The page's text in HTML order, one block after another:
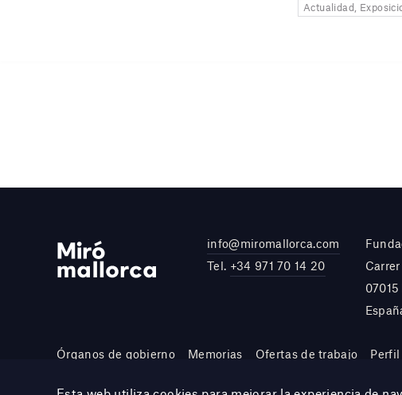
Actualidad,
info@miromallorca.com
Tel. +34 971 70 14 20
Órganos de gobierno Memorias Ofertas de trabajo
Site by DOMO—A